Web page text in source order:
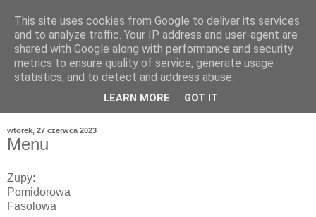
wtorek, 27 czerwca 2023
Menu
Zupy:
Pomidorowa
Fasolowa
This site uses cookies from Google to deliver its services
and to analyze traffic. Your IP address and user-agent are
shared with Google along with performance and security
metrics to ensure quality of service, generate usage
statistics, and to detect and address abuse.
LEARN MORE GOT IT